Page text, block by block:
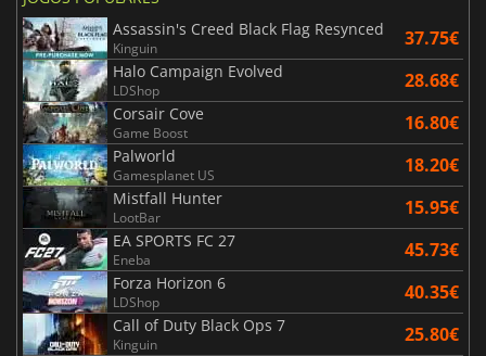
Assassin's Creed Black Flag Resynced
Kinguin 37.75€
Halo Campaign Evolved
LDShop 28.68€
Corsair Cove
Game Boost 16.80€
Palworld
Gamesplanet US 18.20€
Mistfall Hunter
LootBar 15.95€
EA SPORTS FC 27
Eneba 45.73€
Forza Horizon 6
LDShop 40.35€
Call of Duty Black Ops 7
Kinguin 25.80€